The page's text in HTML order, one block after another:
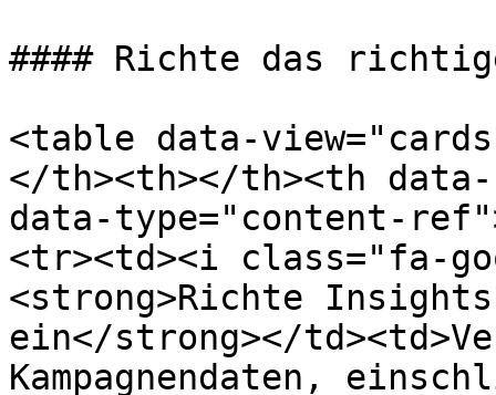
#### Richte das
<table data-
</th><th></th><th
data-type="content-
<tr><td><i class="fa-
<strong>Richte
ein</strong></
Kampagnendaten,